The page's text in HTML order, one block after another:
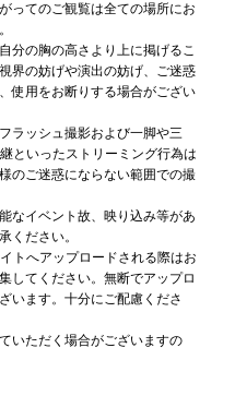
ってのご観覧は全ての場所にお
分の胸の高さより上に掲げるこ
界の妨げや演出の妨げ、ご迷惑
使用をお断りする場合がござい
ラッシュ撮影および一脚や三
といったストリーミング行為は
のご迷惑にならない範囲での撮
なイベント故、映り込み等があ
ください。
トへアップロードされる際はお
してください。無断でアップロ
います。十分にご配慮くださ
いただく場合がございますの